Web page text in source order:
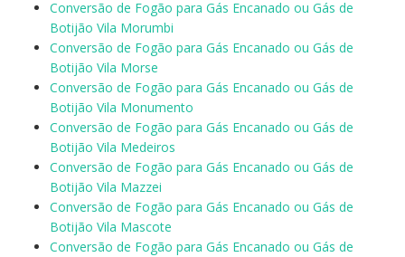
Conversão de Fogão para Gás Encanado ou Gás de
Botijão Vila Morumbi
Conversão de Fogão para Gás Encanado ou Gás de
Botijão Vila Morse
Conversão de Fogão para Gás Encanado ou Gás de
Botijão Vila Monumento
Conversão de Fogão para Gás Encanado ou Gás de
Botijão Vila Medeiros
Conversão de Fogão para Gás Encanado ou Gás de
Botijão Vila Mazzei
Conversão de Fogão para Gás Encanado ou Gás de
Botijão Vila Mascote
Conversão de Fogão para Gás Encanado ou Gás de